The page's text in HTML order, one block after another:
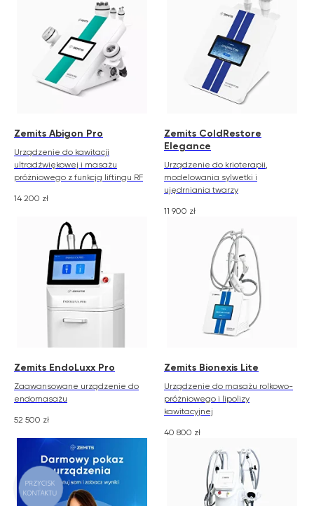
Zemits Abigon Pro
Urządzenie do kawitacji
ultradźwiękowej i masażu
próżniowego z funkcją liftingu RF
14 200 zł
Zemits ColdRestore
Elegance
Urządzenie do krioterapii,
modelowania sylwetki i
ujędrniania twarzy
11 900 zł
Zemits EndoLuxx Pro
Zaawansowane urządzenie do
endomasażu
52 500 zł
Zemits Bionexis Lite
Urządzenie do masażu rolkowo-
próżniowego i lipolizy
kawitacyjnej
40 800 zł
PRZYCISK
KONTAKTU